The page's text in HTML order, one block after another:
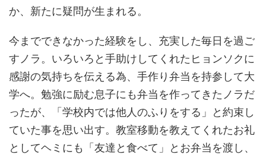
か、新たに疑問が生まれる。
今までできなかった経験をし、充実した毎日を過ご
すノラ。いろいろと手助けしてくれたヒョンソクに
感謝の気持ちを伝える為、手作り弁当を持参して大
学へ。勉強に励む息子にも弁当を作ってきたノラだ
ったが、「学校内では他人のふりをする」と約束し
ていた事を思い出す。教室移動を教えてくれたお礼
としてヘミにも「友達と食べて」とお弁当を渡し、